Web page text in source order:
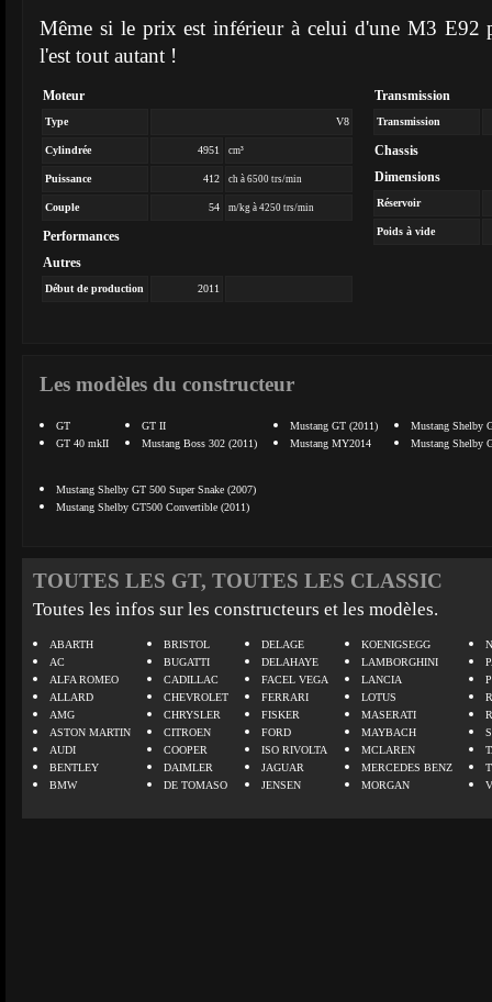
Même si le prix est inférieur à celui d'une M3 E92
l'est tout autant !
Moteur
Type V8
Cylindrée 4951 cm³
Puissance 412 ch à 6500 trs/min
Couple 54 m/kg à 4250 trs/min
Performances
Autres
Début de production 2011
Transmission
Transmission
Chassis
Dimensions
Réservoir
Poids à vide
Les modèles du constructeur
GT
GT 40 mkII
GT II
Mustang Boss 302 (2011)
Mustang GT (2011)
Mustang MY2014
Mustang Shelby
Mustang Shelby
Mustang Shelby GT 500 Super Snake (2007)
Mustang Shelby GT500 Convertible (2011)
TOUTES LES GT, TOUTES LES CLASSIC
Toutes les infos sur les constructeurs et les modèles.
ABARTH
AC
ALFA ROMEO
ALLARD
AMG
ASTON MARTIN
AUDI
BENTLEY
BMW
BRISTOL
BUGATTI
CADILLAC
CHEVROLET
CHRYSLER
CITROEN
COOPER
DAIMLER
DE TOMASO
DELAGE
DELAHAYE
FACEL VEGA
FERRARI
FISKER
FORD
ISO RIVOLTA
JAGUAR
JENSEN
KOENIGSEGG
LAMBORGHINI
LANCIA
LOTUS
MASERATI
MAYBACH
MCLAREN
MERCEDES BENZ
MORGAN